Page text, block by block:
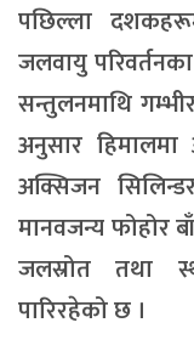
पछिल्ला
जलवायु
सन्तुलनमाथि
अनुसार
अक्सिजन
मानवजन्य फोहोर
जलस्रोत तथा
पारिरहेको छ ।